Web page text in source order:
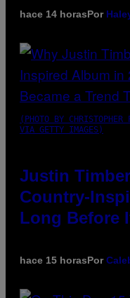
hace 14 horasPor
(PHOTO BY CHRISTOPHER
VIA GETTY IMAGES)
Justin
Country-
Long Before
hace 15 horasPor